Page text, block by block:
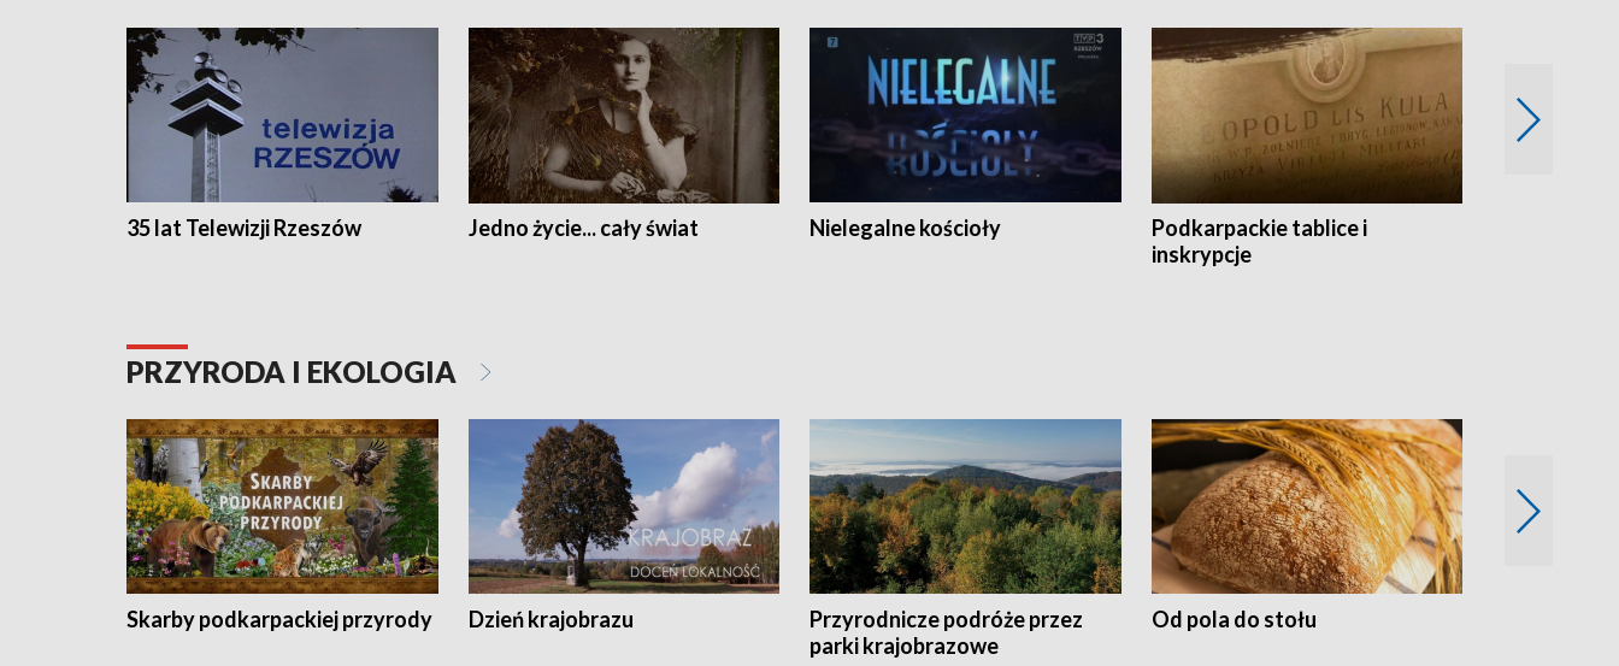
35 lat Telewizji Rzeszów Jedno życie... cały świat Nielegalne kościoły
Podkarpackie tablice i
inskrypcje
PRZYRODA I EKOLOGIA
Skarby podkarpackiej przyrody Dzień krajobrazu
Przyrodnicze podróże przez
parki krajobrazowe
Od pola do stołu